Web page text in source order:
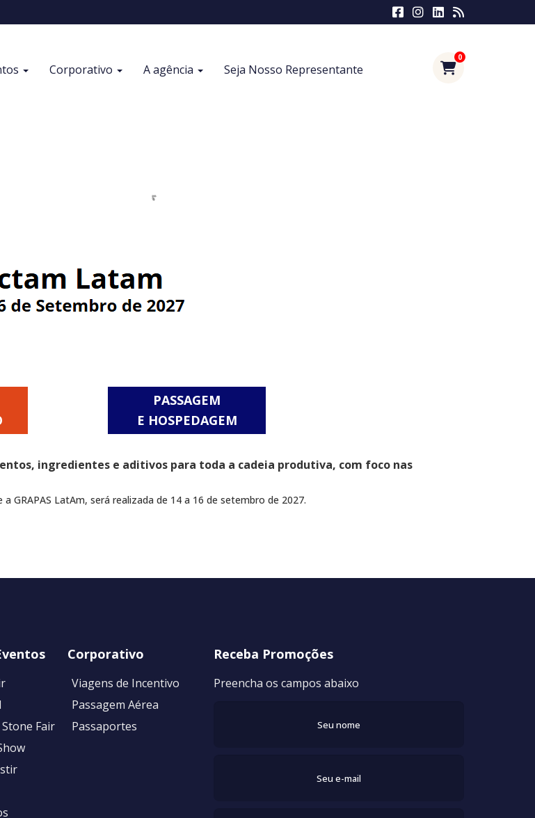
0
Corporativo A agência Seja Nosso Representante
PASSAGEM
E HOSPEDAGEM
ingredientes e aditivos para toda a cadeia produtiva, com foco nas
LatAm, será realizada de 14 a 16 de setembro de 2027.
Fair
Corporativo
Viagens de Incentivo
Passagem Aérea
Passaportes
Receba Promoções
Preencha os campos abaixo